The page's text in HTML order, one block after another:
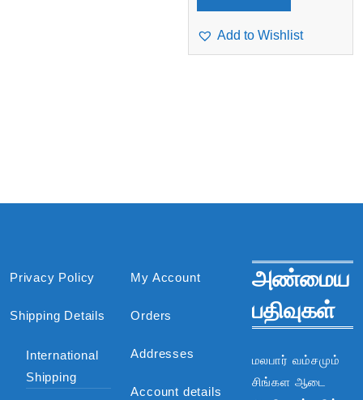
Add to Wishlist
Privacy Policy
Shipping Details
International
Shipping
My Account
Orders
Addresses
Account details
அண்மைய
பதிவுகள்
மலபார் வம்சமும்
சிங்கள ஆடை